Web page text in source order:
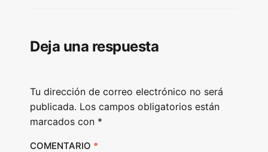
a
r
Deja una respuesta
Tu dirección de correo electrónico no será
publicada. Los campos obligatorios están
marcados con *
COMENTARIO *